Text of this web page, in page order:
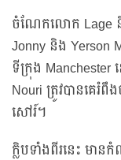
ចំណែកលោក Lage នឹ
Jonny និង Yerson
ទីក្រុង Manchester
Nouri ត្រូវបានគេរំពឹ
សៅរ៍។
ក្លិបទាំងពីរនេះ មា